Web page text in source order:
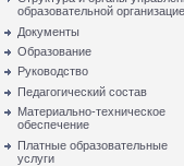
образовательной
Документы
Образование
Руководство
Педагогический состав
Материально-техническое
обеспечение
Платные образовательные
услуги